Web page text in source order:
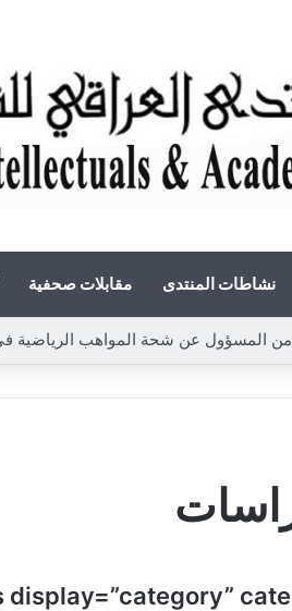
نشاطات المنتدى مقابلات صحفية
من المسؤول عن شحة المواهب الرياضية
display=”category”